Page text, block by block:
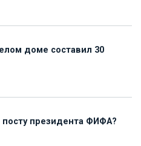
доме составил 30
президента ФИФА?